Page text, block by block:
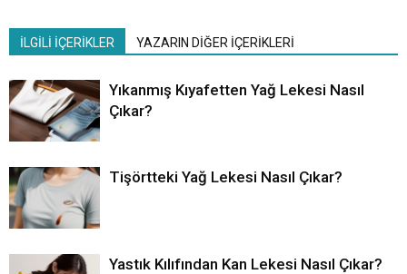
İLGİLİ İÇERİKLER YAZARIN DİĞER İÇERİKLERİ
Yıkanmış Kıyafetten Yağ Lekesi Nasıl
Çıkar?
Tişörtteki Yağ Lekesi Nasıl Çıkar?
Yastık Kılıfından Kan Lekesi Nasıl Çıkar?